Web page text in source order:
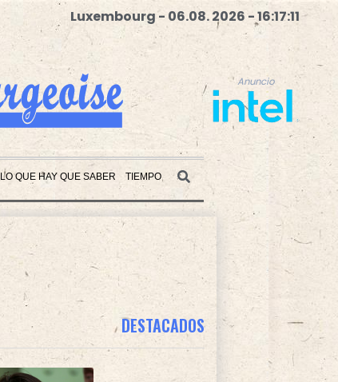
Luxembourg - 06.08. 2026 - 16:17:12
Anuncio
LO QUE HAY QUE SABER TIEMPO
Anuncio
DESTACADOS